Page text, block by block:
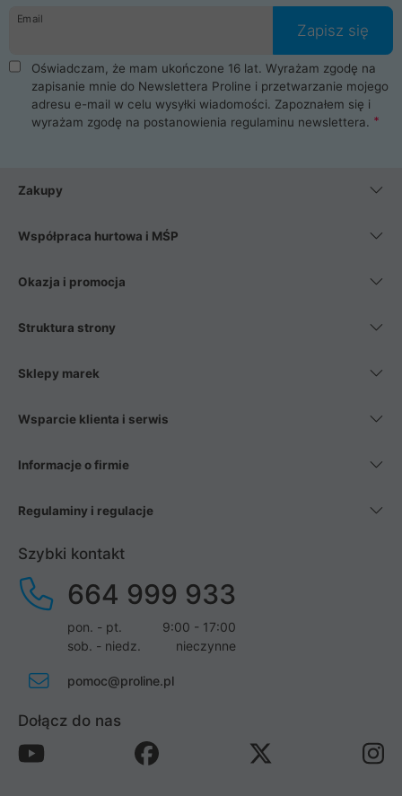
danych osobowych. Dlatego zakup notebooka albo laptopa w
ProLine to czysta przyjemność i pełne bezpieczeństwo.
Zaopatrzysz się u nas w akcesoria i części komputerowe
takie jak procesory, karty graficzne, płyty główne, pamięci,
dyski SSD, M.2 oraz HDD. Nasi pracownicy pomogą Ci wybrać
najlepszy zasilacz komputerowy oraz obudowę do komputera.
Poza komputerami mamy również najlepsze na rynku
Smartfony takich producentów jak Xiaomi, Apple, Samsung i
wentylatory. Na koniec mając już to wszystko, możesz
Email
Zapisz się
Oświadczam, że mam ukończone 16 lat. Wyrażam zgodę na
zapisanie mnie do Newslettera Proline i przetwarzanie mojego
adresu e-mail w celu wysyłki wiadomości. Zapoznałem się i
wyrażam zgodę na postanowienia regulaminu newslettera.
Zakupy
Współpraca hurtowa i MŚP
Okazja i promocja
Struktura strony
Sklepy marek
Wsparcie klienta i serwis
Informacje o firmie
Regulaminy i regulacje
Szybki kontakt
664 999 933
pon. - pt.
9:00 - 17:00
sob. - niedz.
nieczynne
pomoc@proline.pl
Dołącz do nas